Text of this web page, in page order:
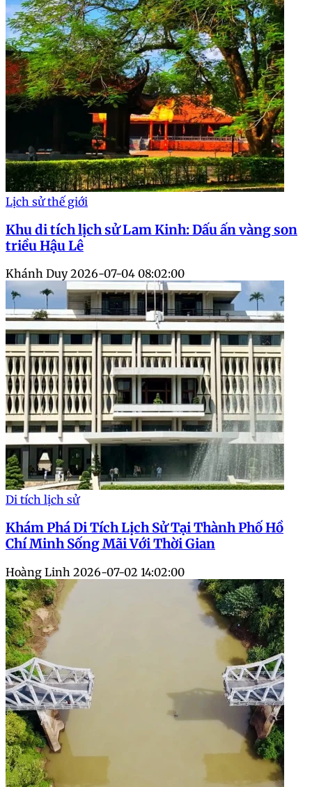
Lịch sử thế giới
Khu di tích lịch sử Lam Kinh: Dấu ấn vàng son
triều Hậu Lê
Khánh Duy 2026-07-04 08:02:00
Di tích lịch sử
Khám Phá Di Tích Lịch Sử Tại Thành Phố Hồ
Chí Minh Sống Mãi Với Thời Gian
Hoàng Linh 2026-07-02 14:02:00